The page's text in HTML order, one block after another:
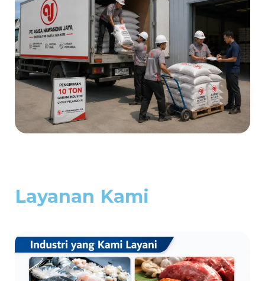
Layanan Kami